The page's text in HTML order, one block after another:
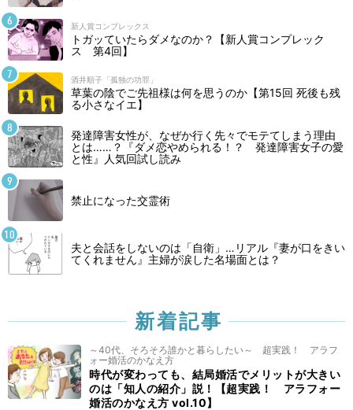
新人賞コンプレックス
トガッていたらダメなのか？【新人賞コンプレック
ス 第4回】
酒井順子「孤独の功罪」
草葉の陰でご先祖様は何を思うのか【第15回 死後も残
る小さなイエ】
発達障害女性が、なぜか行く先々でモテてしまう理由
とは……？『ダメ恋やめられる！？ 発達障害女子の愛
と性』人気回試し読み
禁止になった交霊術
夫と会話をしないのは「自衛」…リアル『妻が口をきい
てくれません』主婦が涙した名場面とは？
新着記事
～40代、そろそろ誰かと暮らしたい～ 超実践！ アラフ
ォー婚活のかなえ方
時代が変わっても、結局婚活でメリットが大きい
のは「知人の紹介」説！【超実践！ アラフォー
婚活のかなえ方 vol.10】